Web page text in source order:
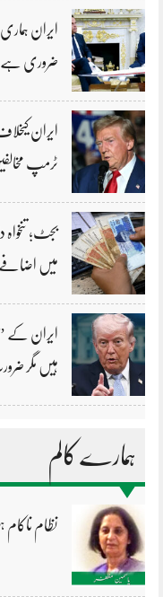
ایران
ضروری
ایران
ٹرمپ
بجٹ؛
میں اضافے
ایران کے
ہیں مگر
ہمارے کالم
نظام ناکام